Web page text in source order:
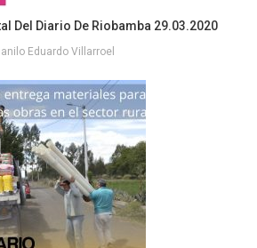
Del Diario De Riobamba 29.03.2020
Eduardo Villarroel